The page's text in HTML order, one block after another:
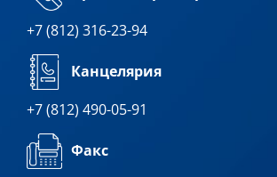
+7 (812) 316-23-94
Канцелярия
+7 (812) 490-05-91
Факс